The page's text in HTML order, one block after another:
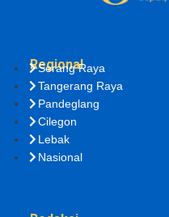
Regional
Serang Raya
Tangerang Raya
Pandeglang
Cilegon
Lebak
Nasional